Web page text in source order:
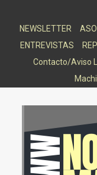
NEWSLETTER
ENTREVISTAS
Contacto/Aviso